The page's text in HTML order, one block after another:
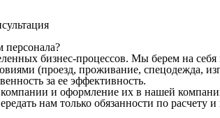
персонала?
бизнес-процессов. Мы берем на
(проезд, проживание, спецодежда,
за ее эффективность.
и оформление их в нашей
нам только обязанности по